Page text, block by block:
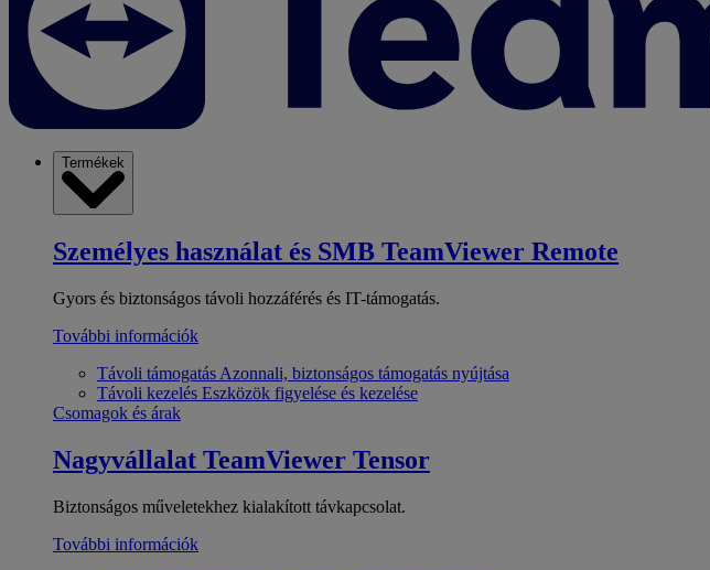
Termékek
Személyes használat és SMB TeamViewer Remote
Gyors és biztonságos távoli hozzáférés és IT-támogatás.
További információk
Távoli támogatás Azonnali, biztonságos támogatás nyújtása
Távoli kezelés Eszközök figyelése és kezelése
Csomagok és árak
Nagyvállalat TeamViewer Tensor
Biztonságos műveletekhez kialakított távkapcsolat.
További információk